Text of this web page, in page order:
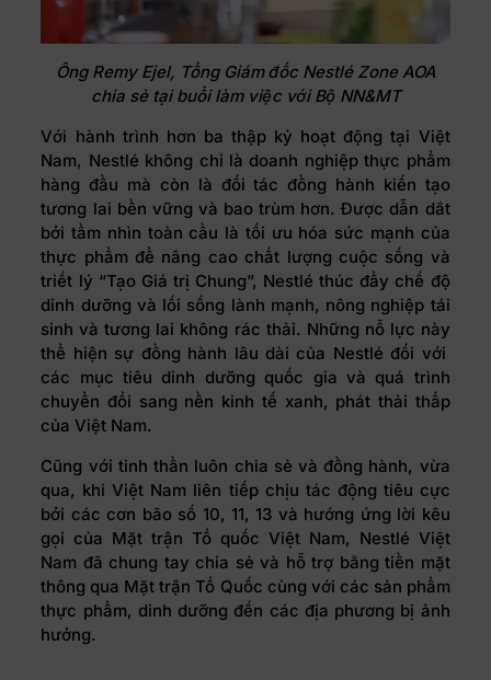
Ông Remy Ejel, Tổng Giám đốc Nestlé Zone AOA
chia sẻ tại buổi làm việc với Bộ NN&MT
Với hành trình hơn ba thập kỷ hoạt động tại Việt
Nam, Nestlé không chỉ là doanh nghiệp thực phẩm
hàng đầu mà còn là đối tác đồng hành kiến tạo
tương lai bền vững và bao trùm hơn. Được dẫn dắt
bởi tầm nhìn toàn cầu là tối ưu hóa sức mạnh của
thực phẩm để nâng cao chất lượng cuộc sống và
triết lý “Tạo Giá trị Chung”, Nestlé thúc đẩy chế độ
dinh dưỡng và lối sống lành mạnh, nông nghiệp tái
sinh và tương lai không rác thải. Những nỗ lực này
thể hiện sự đồng hành lâu dài của Nestlé đối với
các mục tiêu dinh dưỡng quốc gia và quá trình
chuyển đổi sang nền kinh tế xanh, phát thải thấp
của Việt Nam.
Cũng với tinh thần luôn chia sẻ và đồng hành, vừa
qua, khi Việt Nam liên tiếp chịu tác động tiêu cực
bởi các cơn bão số 10, 11, 13 và hướng ứng lời kêu
gọi của Mặt trận Tổ quốc Việt Nam, Nestlé Việt
Nam đã chung tay chia sẻ và hỗ trợ bằng tiền mặt
thông qua Mặt trận Tổ Quốc cùng với các sản phẩm
thực phẩm, dinh dưỡng đến các địa phương bị ảnh
hưởng.